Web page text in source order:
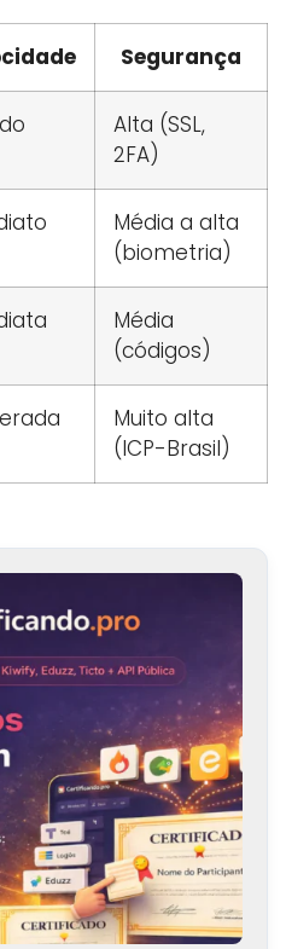
Segurança
Alta (SSL,
2FA)
Média a alta
(biometria)
Média
(códigos)
Muito alta
(ICP-Brasil)